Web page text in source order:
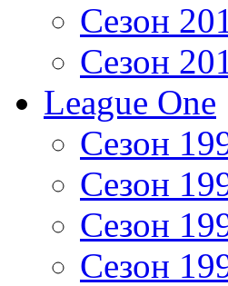
Сезон
Сезон
League One
Сезон
Сезон
Сезон
Сезон